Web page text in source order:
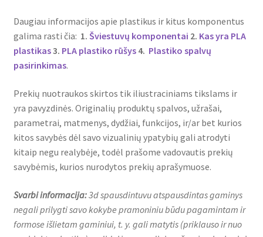
Daugiau informacijos apie plastikus ir kitus komponentus
galima rasti čia: 1. Šviestuvų komponentai 2. Kas yra PLA
plastikas3. PLA plastiko rūšys4. Plastiko spalvų
pasirinkimas.
Prekių nuotraukos skirtos tik iliustraciniams tikslams ir
yra pavyzdinės. Originalių produktų spalvos, užrašai,
parametrai, matmenys, dydžiai, funkcijos, ir/ar bet kurios
kitos savybės dėl savo vizualinių ypatybių gali atrodyti
kitaip negu realybėje, todėl prašome vadovautis prekių
savybėmis, kurios nurodytos prekių aprašymuose.
Svarbi informacija:3d spausdintuvu atspausdintas gaminys
negali prilygti savo kokybe pramoniniu būdu pagamintam ir
formose išlietam gaminiui, t. y. gali matytis (priklauso ir nuo